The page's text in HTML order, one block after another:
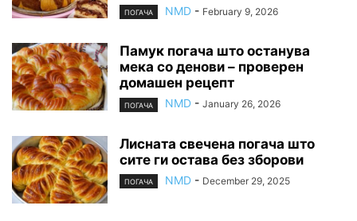
ПОГАЧА NMD - February 9, 2026
Памук погача што останува
мека со денови – проверен
домашен рецепт
ПОГАЧА NMD - January 26, 2026
Лисната свечена погача што
сите ги остава без зборови
ПОГАЧА NMD - December 29, 2025